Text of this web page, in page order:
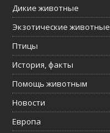
Дикие животные
Экзотические животные
Птицы
История, факты
Помощь животным
Новости
Европа